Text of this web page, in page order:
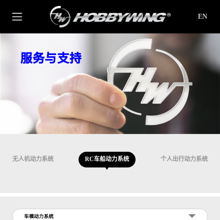
EN
服务与支持
无人机动力系统 RC车船动力系统 个人出行动力系统
车模动力系统